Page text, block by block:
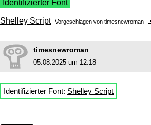
Identifizierter Font
Shelley Script Vorgeschlagen von timesnewroman
timesnewroman
05.08.2025 um 12:18
Identifizierter Font: Shelley Script